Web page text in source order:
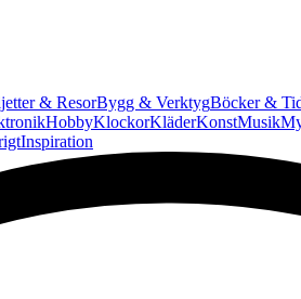
& ResorBygg & VerktygBöcker &
HobbyKlockorKläderKonstMusik
Inspiration